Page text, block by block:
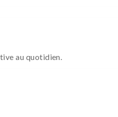
au quotidien.